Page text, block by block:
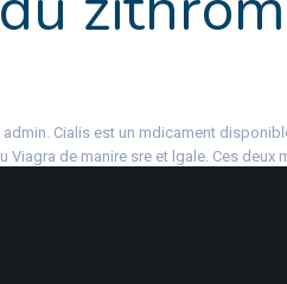
Cialis est un mdicament
Viagra de manire sre et lgale. Ces deux